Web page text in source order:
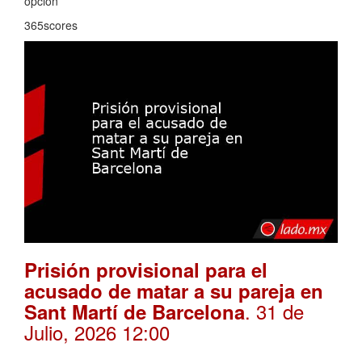
365scores
Prisión provisional para el
acusado de matar a su pareja en
Sant Martí de Barcelona. 31 de
Julio, 2026 12:00